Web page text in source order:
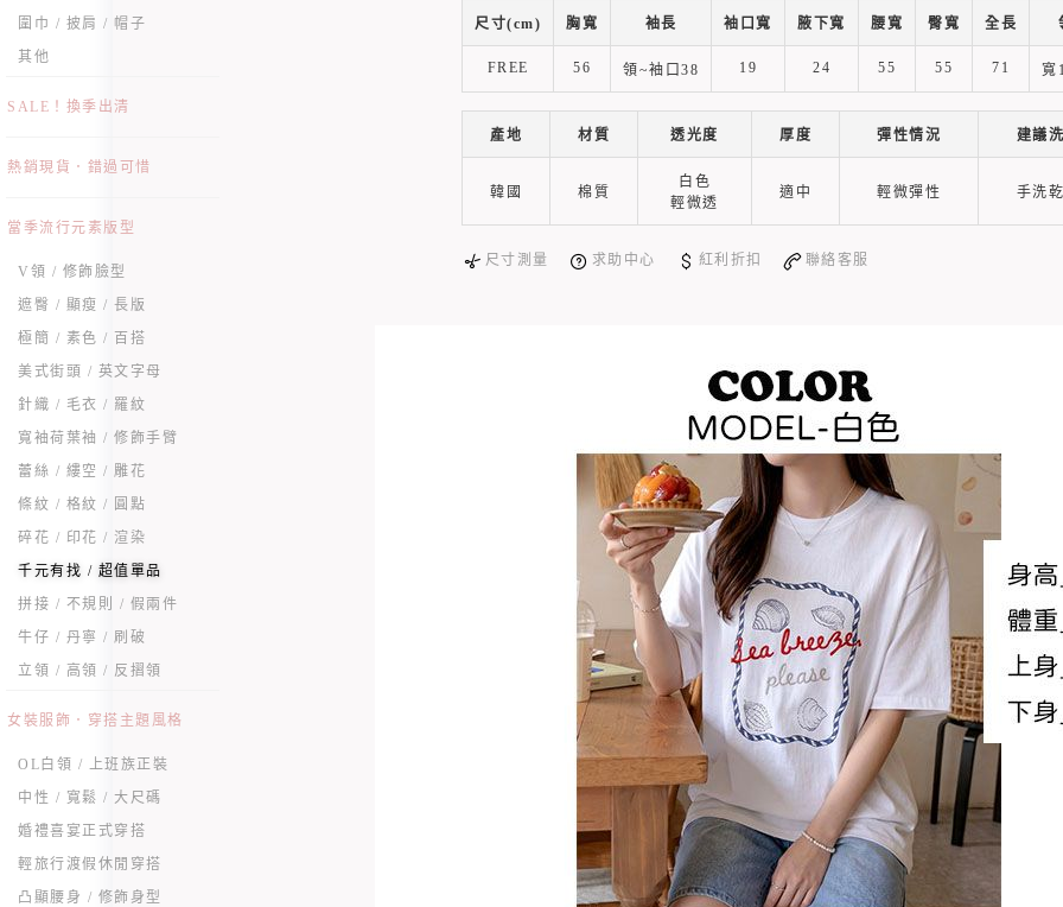
圍巾 / 披肩 / 帽子
其他
SALE！換季出清
熱銷現貨．錯過可惜
當季流行元素版型
V領 / 修飾臉型
遮臀 / 顯瘦 / 長版
極簡 / 素色 / 百搭
美式街頭 / 英文字母
針織 / 毛衣 / 羅紋
寬袖荷葉袖 / 修飾手臂
蕾絲 / 縷空 / 雕花
條紋 / 格紋 / 圓點
碎花 / 印花 / 渲染
千元有找 / 超值單品
拼接 / 不規則 / 假兩件
牛仔 / 丹寧 / 刷破
立領 / 高領 / 反摺領
女裝服飾．穿搭主題風格
OL白領 / 上班族正裝
中性 / 寬鬆 / 大尺碼
婚禮喜宴正式穿搭
輕旅行渡假休閒穿搭
凸顯腰身 / 修飾身型
尺寸(cm) 胸寬 袖長 袖口寬 腋下寬 腰寬 臀寬 全長
FREE 56 領~袖口38 19 24 55 55 71 寬
產地 材質 透光度 厚度 彈性情況 建議
韓國 棉質
白色
輕微透
適中 輕微彈性 手洗
尺寸測量 求助中心 紅利折扣 聯絡客服